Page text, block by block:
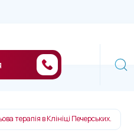
терапія в Клініці Печерських.